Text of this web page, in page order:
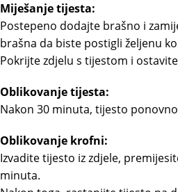
Miješanje tijesta:
Postepeno dodajte brašno i
brašna da biste postigli željenu
Pokrijte zdjelu s tijestom i
Oblikovanje tijesta:
Nakon 30 minuta, tijesto
Oblikovanje krofni:
Izvadite tijesto iz zdjele,
minuta.